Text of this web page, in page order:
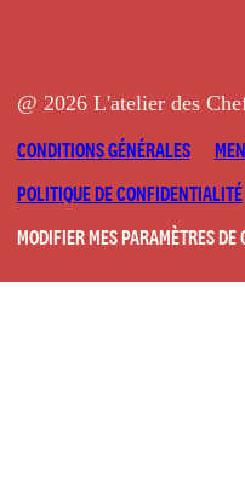
@ 2026 L'atelier des
CONDITIONS GÉNÉRALES
POLITIQUE DE CONFIDENTIALITÉ
MODIFIER MES PARAMÈTRES